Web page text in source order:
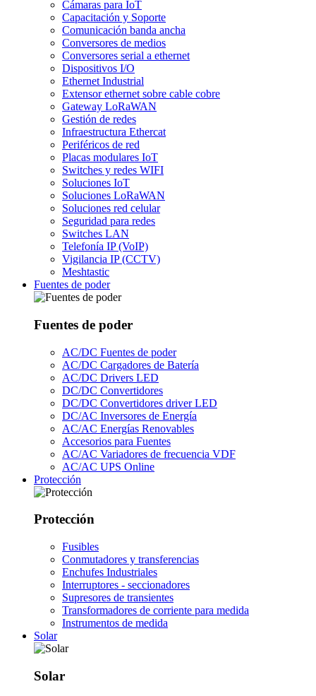
Cámaras para IoT
Capacitación y Soporte
Comunicación banda ancha
Conversores de medios
Conversores serial a ethernet
Dispositivos I/O
Ethernet Industrial
Extensor ethernet sobre cable cobre
Gateway LoRaWAN
Gestión de redes
Infraestructura Ethercat
Periféricos de red
Placas modulares IoT
Switches y redes WIFI
Soluciones IoT
Soluciones LoRaWAN
Soluciones red celular
Seguridad para redes
Switches LAN
Telefonía IP (VoIP)
Vigilancia IP (CCTV)
Meshtastic
Fuentes de poder
Fuentes de poder
AC/DC Fuentes de poder
AC/DC Cargadores de Batería
AC/DC Drivers LED
DC/DC Convertidores
DC/DC Convertidores driver LED
DC/AC Inversores de Energía
AC/AC Energías Renovables
Accesorios para Fuentes
AC/AC Variadores de frecuencia VDF
AC/AC UPS Online
Protección
Protección
Fusibles
Conmutadores y transferencias
Enchufes Industriales
Interruptores - seccionadores
Supresores de transientes
Transformadores de corriente para medida
Instrumentos de medida
Solar
Solar